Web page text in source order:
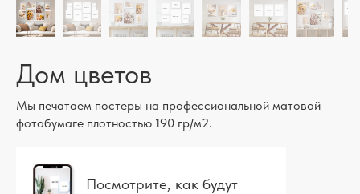
Дом цветов
Мы печатаем постеры на профессиональной матовой
фотобумаге плотностью 190 гр/м2.
Посмотрите, как будут